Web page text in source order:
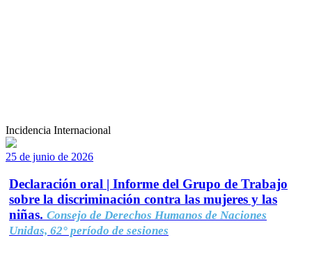
Incidencia Internacional
25 de junio de 2026
Declaración oral | Informe del Grupo de Trabajo
sobre la discriminación contra las mujeres y las
niñas. Consejo de Derechos Humanos de Naciones
Unidas, 62° período de sesiones